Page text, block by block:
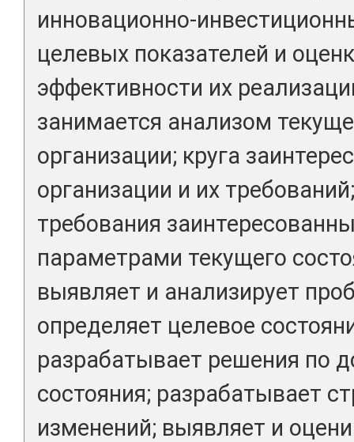
инновационно-
целевых показателей и
эффективности их
занимается анализом
организации; круга
организации и их
требования
параметрами текущего
выявляет и анализирует
определяет целевое
разрабатывает решения по
состояния; разрабатывает
изменений; выявляет и